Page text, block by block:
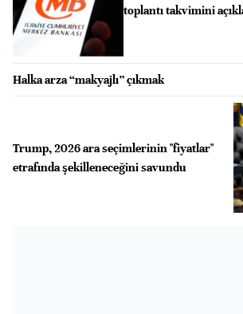
toplantı takvimini
Halka arza “makyajlı” çıkmak
Trump, 2026 ara seçimlerinin "fiyatlar"
etrafında şekilleneceğini savundu